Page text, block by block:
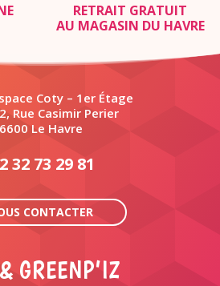
RETRAIT GRATUIT
AU MAGASIN DU HAVRE
Coty – 1er Étage
Rue Casimir Perier
Le Havre
32 73 29 81
CONTACTER
GREENP’IZ